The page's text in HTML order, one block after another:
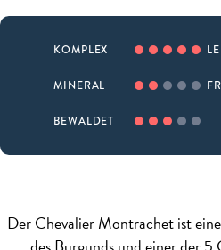
KOMPLEX
MINERAL
BEWALDET
Der Chevalier Montrachet ist